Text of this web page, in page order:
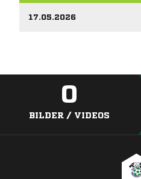
17.05.2026
0
BILDER / VIDEOS